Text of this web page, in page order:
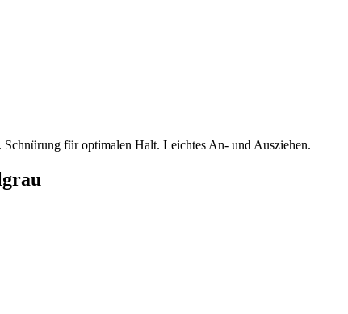
für optimalen Halt. Leichtes An- und Ausziehen.